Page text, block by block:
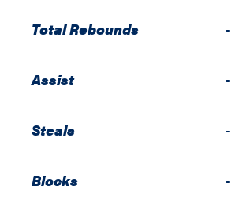
Total Rebounds -
Assist -
Steals -
Blocks -